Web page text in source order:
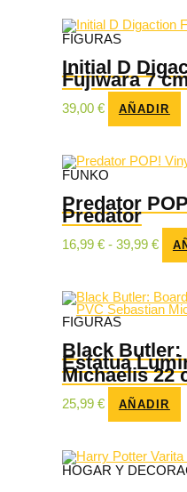
FIGURAS
Initial D
Fujiwara 7
39,00 € AÑADIR
FUNKO
Predator
Predator
16,99 € - 39,99 €
FIGURAS
Black Butler:
Estatua
Michaelis 22
25,99 € AÑADIR
HOGAR Y